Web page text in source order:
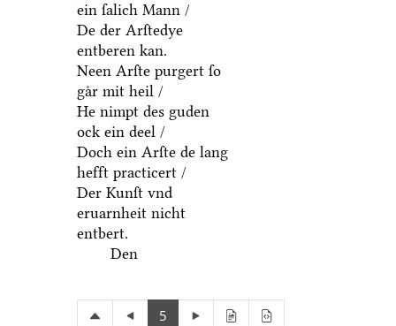
ein ſalich Mann /
De der Arſtedye
entberen kan.
Neen Arſte purgert ſo
gaͤr mit heil /
He nimpt des guden
ock ein deel /
Doch ein Arſte de lang
hefft practicert /
Der Kunſt vnd
eruarnheit nicht
entbert.
Den
5